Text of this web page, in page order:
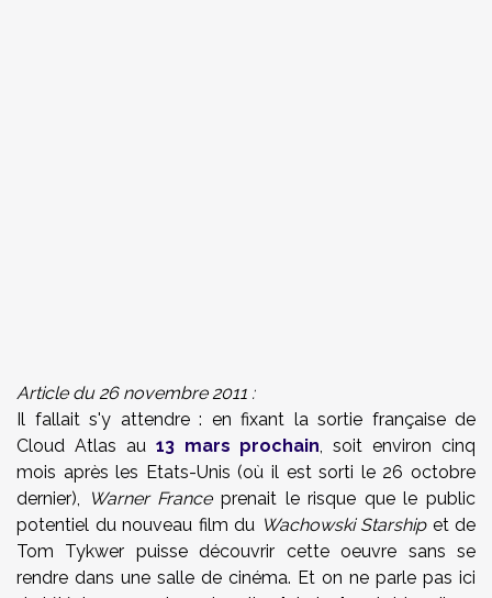
Article du 26 novembre 2011 :
Il fallait s'y attendre : en fixant la sortie française de
Cloud Atlas au 13 mars prochain, soit environ cinq
mois après les Etats-Unis (où il est sorti le 26 octobre
dernier),
Warner Franceprenait le risque que le public
potentiel du nouveau film du Wachowski Starshipet de
Tom Tykwer puisse découvrir cette oeuvre sans se
rendre dans une salle de cinéma. Et on ne parle pas ici